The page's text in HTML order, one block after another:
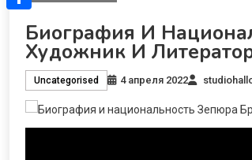
Биография И
Художник И
Uncategorised 4 апреля 2022
Отправить